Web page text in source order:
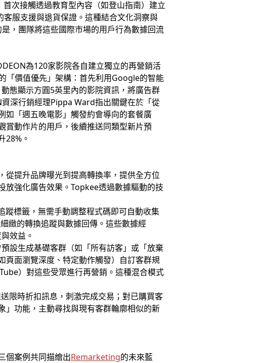
次接觸透過教育型內容（如登山指南）建立
服支援與退貨保證。這種結合文化洞察與
，團隊將這些國際市場的用戶行為數據回流
為120家影院各自建立獨立的再營銷活
「價值優先」架構：首先利用Google的智能
態顯示方圓5英里內的影院資訊，將廣告群
深行銷經理Pippa Ward指出關鍵在於「從
「週五晚電影」觸發約會導向的套餐廣
賞動作片的用戶，後續推送同類型新片預
28%。
提升品牌曝光到提高轉換率，提供全方位
放強化廣告效果。Topkee透過數據驅動的技
標籤，無需手動調整程式碼即可自動收集
緻的轉換追蹤與數據回傳。這些數據經
效益。
設生成基礎客群（如「所有訪客」或「放棄
頁面瀏覽深度、特定動作觸發）自訂客群規
）對這些受眾進行再營銷。這種混合模式
限時折扣訊息，刺激完成交易；對已購買客
」功能，主動尋找與現有客群輪廓相似的新
個案例共同描繪出Remarketing的未來藍